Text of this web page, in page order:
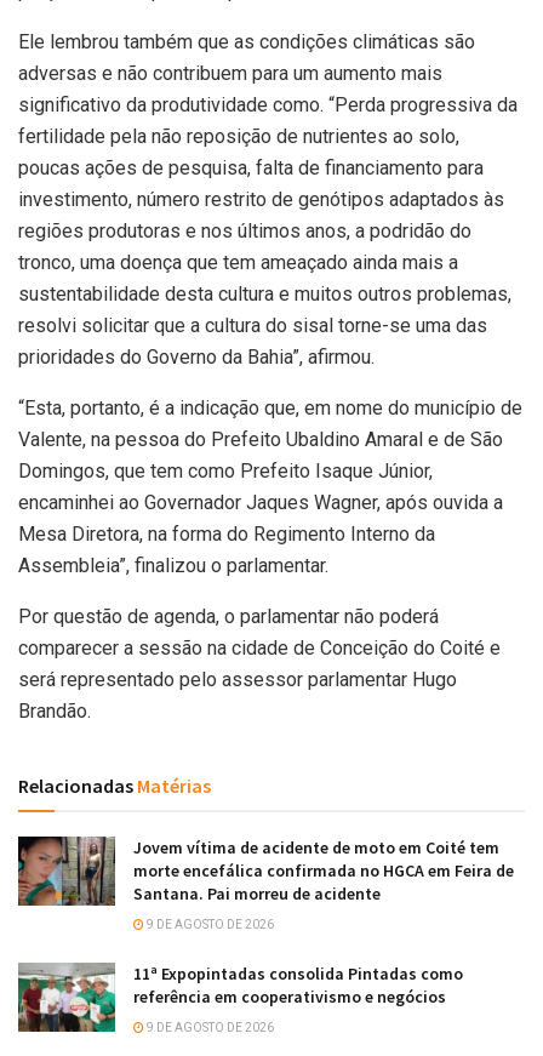
Ele lembrou também que as condições climáticas são
adversas e não contribuem para um aumento mais
significativo da produtividade como. “Perda progressiva da
fertilidade pela não reposição de nutrientes ao solo,
poucas ações de pesquisa, falta de financiamento para
investimento, número restrito de genótipos adaptados às
regiões produtoras e nos últimos anos, a podridão do
tronco, uma doença que tem ameaçado ainda mais a
sustentabilidade desta cultura e muitos outros problemas,
resolvi solicitar que a cultura do sisal torne-se uma das
prioridades do Governo da Bahia”, afirmou.
“Esta, portanto, é a indicação que, em nome do município de
Valente, na pessoa do Prefeito Ubaldino Amaral e de São
Domingos, que tem como Prefeito Isaque Júnior,
encaminhei ao Governador Jaques Wagner, após ouvida a
Mesa Diretora, na forma do Regimento Interno da
Assembleia”, finalizou o parlamentar.
Por questão de agenda, o parlamentar não poderá
comparecer a sessão na cidade de Conceição do Coité e
será representado pelo assessor parlamentar Hugo
Brandão.
Relacionadas Matérias
Jovem vítima de acidente de moto em Coité tem
morte encefálica confirmada no HGCA em Feira de
Santana. Pai morreu de acidente
9 DE AGOSTO DE 2026
11ª Expopintadas consolida Pintadas como
referência em cooperativismo e negócios
9 DE AGOSTO DE 2026